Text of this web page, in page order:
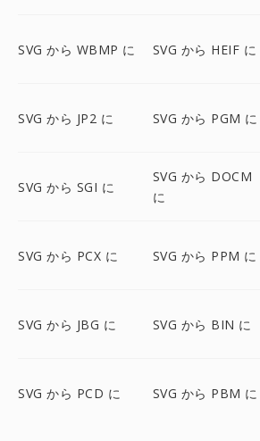
SVG から WBMP に SVG から HEIF に
SVG から JP2 に SVG から PGM に
SVG から SGI に
SVG から DOCM
に
SVG から PCX に SVG から PPM に
SVG から JBG に SVG から BIN に
SVG から PCD に SVG から PBM に